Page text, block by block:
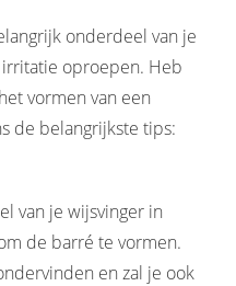
onderdeel van je
oproepen. Heb
vormen van een
de belangrijkste tips:
van je wijsvinger in
de barré te vormen.
en zal je ook